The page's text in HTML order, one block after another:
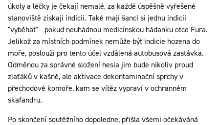
úkoly a léčky je čekají nemalé, za každé úspěšně vyřešené
stanoviště získají indicii. Také mají šanci si jednu indicii
"vyběhat" - pokud neuhádnou medicínskou hádanku otce Fura.
Jelikož za místních podmínek nemůže být indicie hozena do
moře, poslouží pro tento účel vzdálená autobusová zastávka.
Odměnou za správné složení hesla jim bude nikoliv proud
zlaťáků v kašně, ale aktivace dekontaminační sprchy v
přechodové komoře, kam se vítěz vypraví v ochranném
skafandru.
Po skončení soutěžního dopoledne, přišla všemi očekáváná